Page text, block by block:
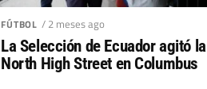
FÚTBOL / 2 meses ago
La Selección de Ecuador agitó la
North High Street en Columbus